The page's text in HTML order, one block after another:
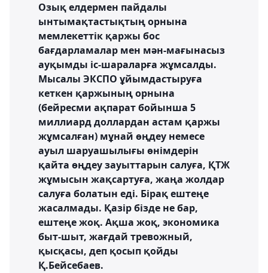
Озық елдермен пайдалы
ынтымақтастықтың орнына
мемлекеттік қаржы бос
бағдарламалар мен мән-мағынасыз
ауқымды іс-шараларға жұмсалды.
Мысалы ЭКСПО ұйымдастыруға
кеткен қаржының орнына
(бейресми ақпарат бойынша 5
миллиард доллардан астам қаржы
жұмсалған) мұнай өңдеу немесе
ауыл шаруашылығы өнімдерін
қайта өңдеу зауыттарын салуға, ҚТЖ
жұмысын жақсартуға, жаңа жолдар
салуға болатын еді. Бірақ ештеңе
жасалмады. Қазір бізде не бар,
ештеңе жоқ. Ақша жоқ, экономика
быт-шыт, жағдай тревожный,
қысқасы, деп қосып қойды
Қ.Бейсебаев.